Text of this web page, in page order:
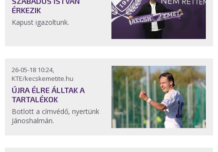
ÉRKEZIK
Kapust igazoltunk.
26-05-18 10:24,
KTE/kecskemetite.hu
ÚJRA ÉLRE ÁLLTAK A
TARTALÉKOK
Botlott a címvédő, nyertünk
Jánoshalmán.